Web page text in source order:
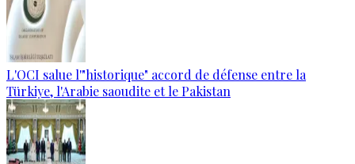
L'OCI salue l'"historique" accord de défense entre la
Türkiye, l'Arabie saoudite et le Pakistan